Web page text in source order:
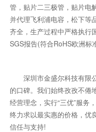
管，贴片二三极管，贴片电
并代理飞利浦电容，松下等
齐全，生产过程中严格执行
SGS报告(符合RoHS欧洲标
深圳市金盛尔科技有限
的口碑。我们始终孜孜不倦
经营理念，实行“三优”服务
终力求以最实惠的价格，优
信任与支持!